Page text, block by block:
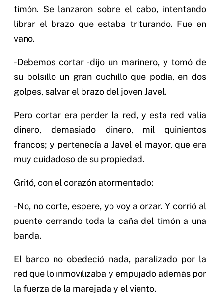
timón. Se lanzaron sobre el cabo, intentando
librar el brazo que estaba triturando. Fue en
vano.
-Debemos cortar -dijo un marinero, y tomó de
su bolsillo un gran cuchillo que podía, en dos
golpes, salvar el brazo del joven Javel.
Pero cortar era perder la red, y esta red valía
dinero, demasiado dinero, mil quinientos
francos; y pertenecía a Javel el mayor, que era
muy cuidadoso de su propiedad.
Gritó, con el corazón atormentado:
-No, no corte, espere, yo voy a orzar. Y corrió al
puente cerrando toda la caña del timón a una
banda.
El barco no obedeció nada, paralizado por la
red que lo inmovilizaba y empujado además por
la fuerza de la marejada y el viento.